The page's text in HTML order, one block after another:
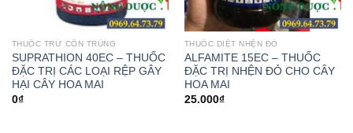
THUỐC TRỪ CÔN TRÙNG
SUPRATHION 40EC – THUỐC
ĐẶC TRỊ CÁC LOẠI RỆP GÂY
HẠI CÂY HOA MAI
0₫
THUỐC DIỆT NHỆN ĐỎ
ALFAMITE 15EC – THUỐC
ĐẶC TRỊ NHỆN ĐỎ CHO CÂY
HOA MAI
25.000₫